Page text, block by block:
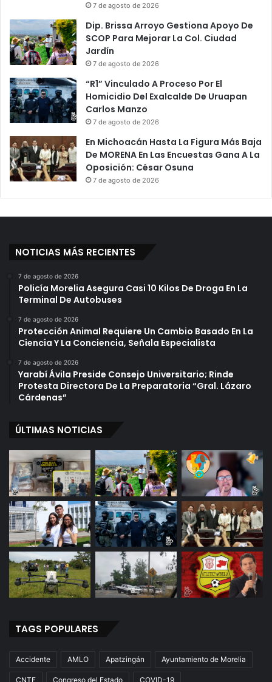
7 de agosto de 2026
Dip. Brissa Arroyo Gestiona Apoyo De
SCOP Para Mejorar La Col. Ciudad
Jardín
7 de agosto de 2026
“R1” Vinculado A Proceso Por El
Homicidio Del Exalcalde De Uruapan
Carlos Manzo
7 de agosto de 2026
En Michoacán Hasta La Figura Más Baja
De MORENA En Las Encuestas Gana A La
Oposición: César Osuna
7 de agosto de 2026
NOTICIAS MÁS RECIENTES
7 de agosto de 2026
Policía Morelia Asegura Casi 10 Kilos De Droga En La
Terminal De Autobuses
7 de agosto de 2026
Protección Animal Requiere Un Cambio Basado En La
Ciencia Y La Conciencia, Señala Especialista
7 de agosto de 2026
Yarabí Ávila Preside Consejo Universitario; Rinde
Protesta Directora De La Preparatoria “Gral. Lázaro
Cárdenas”
ÚLTIMAS NOTICIAS
TAGS POPULARES
Accidente AMLO Apatzingán Ayuntamiento de Morelia
CNTE Congreso del Estado COVID-19